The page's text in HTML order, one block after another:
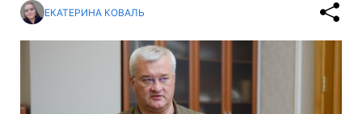
ЕКАТЕРИНА КОВАЛЬ